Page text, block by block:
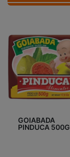
GOIABADA
PINDUCA 500G